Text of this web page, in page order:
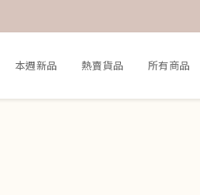
本週新品 熱賣貨品 所有商品